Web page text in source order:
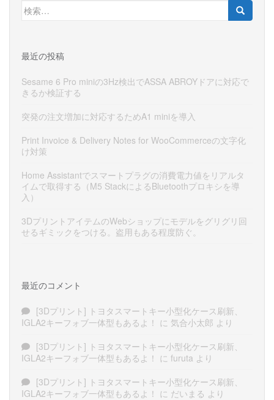
検
索:
最近の投稿
Sesame 6 Pro miniの3Hz検出でASSA ABROYドアに対応で
きるか検証する
突発の注文増加に対応するためA1 miniを導入
Print Invoice & Delivery Notes for WooCommerceの文字化
け対策
Home Assistantでスマートプラグの消費電力値をリアルタ
イムで取得する（M5 StackによるBluetoothプロキシを導
入）
3DプリントアイテムのWebショップにモデルをグリグリ回
せるギミックをつける。盗用もある程度防ぐ。
最近のコメント
[3Dプリント] トヨタスマートキー小型化ケース刷新、
IGLA2キーフォブ一体型もあるよ！ に 気合小太郎 より
[3Dプリント] トヨタスマートキー小型化ケース刷新、
IGLA2キーフォブ一体型もあるよ！ に furuta より
[3Dプリント] トヨタスマートキー小型化ケース刷新、
IGLA2キーフォブ一体型もあるよ！ に だいまる より